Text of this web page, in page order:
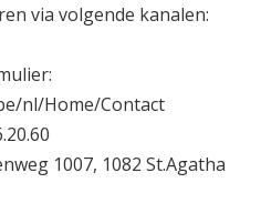
via volgende kanalen:
nl/Home/Contact
1007, 1082 St.Agatha